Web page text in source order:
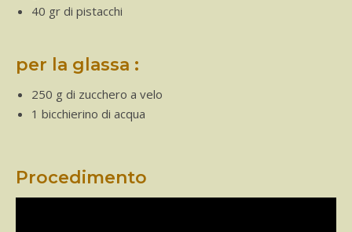
40 gr di pistacchi
per la glassa :
250 g di zucchero a velo
1 bicchierino di acqua
Procedimento